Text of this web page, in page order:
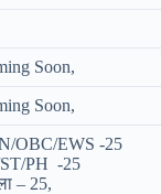
Soon,
Soon,
OBC/EWS -25
PH -25
– 25,